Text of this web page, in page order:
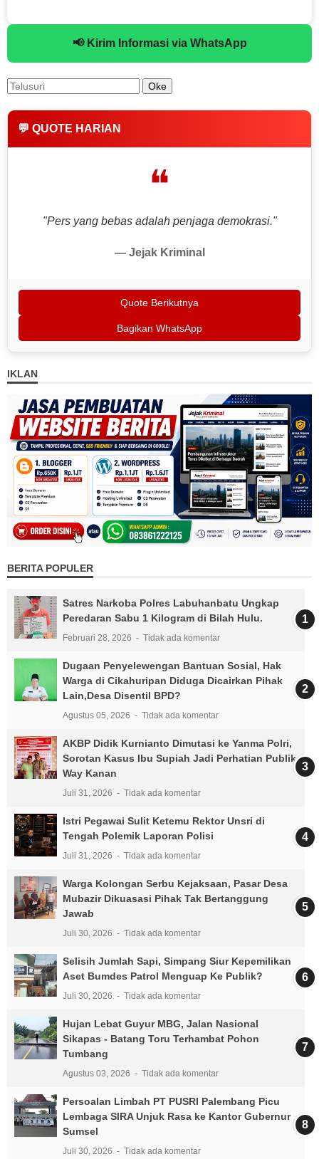
📢 Kirim Informasi via WhatsApp
💬 QUOTE HARIAN
❝
"Pers yang bebas adalah penjaga demokrasi."
— Jejak Kriminal
Quote Berikutnya
Bagikan WhatsApp
IKLAN
BERITA POPULER
Satres Narkoba Polres Labuhanbatu Ungkap
Peredaran Sabu 1 Kilogram di Bilah Hulu.
Februari 28, 2026 Tidak ada komentar
Dugaan Penyelewengan Bantuan Sosial, Hak
Warga di Cikahuripan Diduga Dicairkan Pihak
Lain,Desa Disentil BPD?
Agustus 05, 2026 Tidak ada komentar
AKBP Didik Kurnianto Dimutasi ke Yanma Polri,
Sorotan Kasus Ibu Supiah Jadi Perhatian Publik
Way Kanan
Juli 31, 2026 Tidak ada komentar
Istri Pegawai Sulit Ketemu Rektor Unsri di
Tengah Polemik Laporan Polisi
Juli 31, 2026 Tidak ada komentar
Warga Kolongan Serbu Kejaksaan, Pasar Desa
Mubazir Dikuasasi Pihak Tak Bertanggung
Jawab
Juli 30, 2026 Tidak ada komentar
Selisih Jumlah Sapi, Simpang Siur Kepemilikan
Aset Bumdes Patrol Menguap Ke Publik?
Juli 30, 2026 Tidak ada komentar
Hujan Lebat Guyur MBG, Jalan Nasional
Sikapas - Batang Toru Terhambat Pohon
Tumbang
Agustus 03, 2026 Tidak ada komentar
Persoalan Limbah PT PUSRI Palembang Picu
Lembaga SIRA Unjuk Rasa ke Kantor Gubernur
Sumsel
Juli 30, 2026 Tidak ada komentar